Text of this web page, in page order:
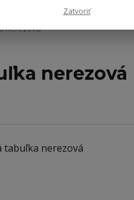
nerezová
nerezová
Zatvoriť